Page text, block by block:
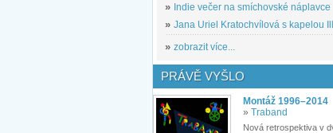
» Indie večer na smíchovské náplavce
» Jana Uriel Kratochvílová s kapelou
» zobrazit více...
PRÁVĚ VYŠLO
Montáž 1996–2014
» Traband
Nová retrospektiva v